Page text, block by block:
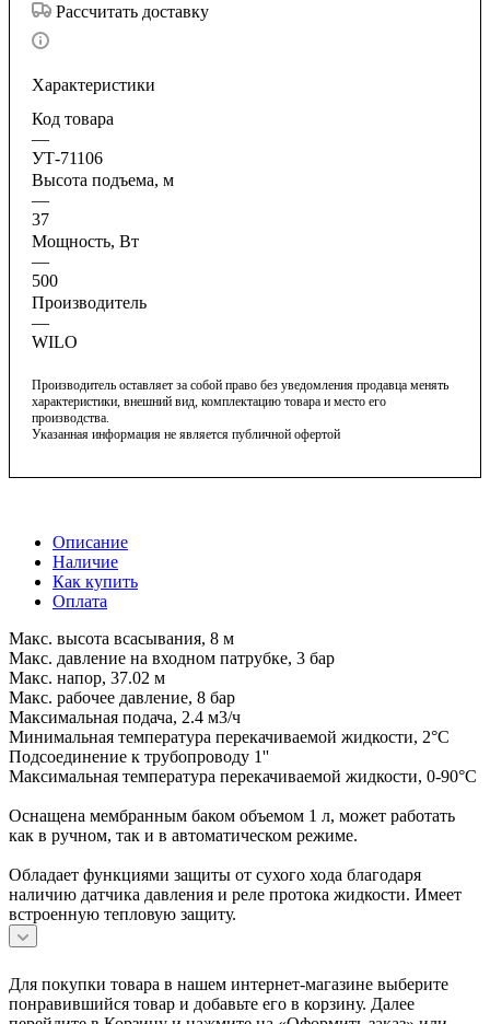
Рассчитать доставку
Характеристики
Код товара
—
УТ-71106
Высота подъема, м
—
37
Мощность, Вт
—
500
Производитель
—
WILO
Производитель оставляет за собой право без уведомления продавца менять
характеристики, внешний вид, комплектацию товара и место его
производства.
Указанная информация не является публичной офертой
Описание
Наличие
Как купить
Оплата
Макс. высота всасывания, 8 м
Макс. давление на входном патрубке, 3 бар
Макс. напор, 37.02 м
Макс. рабочее давление, 8 бар
Максимальная подача, 2.4 м3/ч
Минимальная температура перекачиваемой жидкости, 2°С
Подсоединение к трубопроводу 1''
Максимальная температура перекачиваемой жидкости, 0-90°С
Оснащена мембранным баком объемом 1 л, может работать
как в ручном, так и в автоматическом режиме.
Обладает функциями защиты от сухого хода благодаря
наличию датчика давления и реле протока жидкости. Имеет
встроенную тепловую защиту.
Для покупки товара в нашем интернет-магазине выберите
понравившийся товар и добавьте его в корзину. Далее